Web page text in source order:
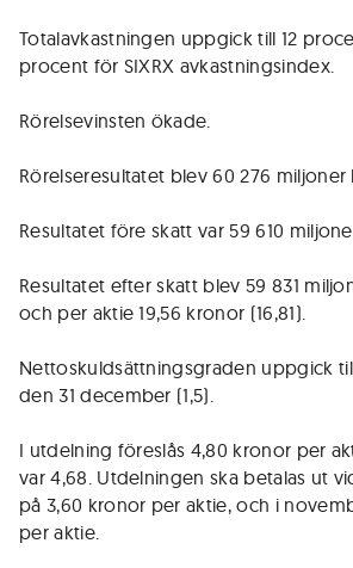
Totalavkastningen uppgick till 12
procent för SIXRX avkastningsindex.
Rörelsevinsten ökade.
Rörelseresultatet blev 60 276 miljoner
Resultatet före skatt var 59 610
Resultatet efter skatt blev 59 831
och per aktie 19,56 kronor (16,81).
Nettoskuldsättningsgraden uppgick
den 31 december (1,5).
I utdelning föreslås 4,80 kronor per
var 4,68. Utdelningen ska betalas ut
på 3,60 kronor per aktie, och i
per aktie.